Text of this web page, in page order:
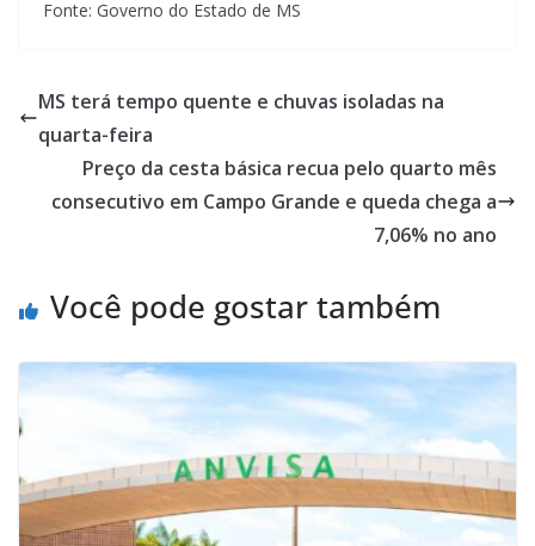
Fonte: Governo do Estado de MS
MS terá tempo quente e chuvas isoladas na
quarta-feira
Preço da cesta básica recua pelo quarto mês
consecutivo em Campo Grande e queda chega a
7,06% no ano
Você pode gostar também